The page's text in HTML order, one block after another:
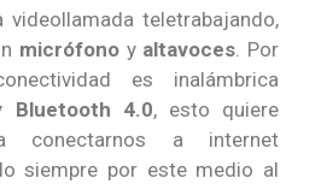
videollamada teletrabajando,
micrófono y altavoces. Por
es inalámbrica
Bluetooth 4.0, esto quiere
conectarnos a internet
siempre por este medio al